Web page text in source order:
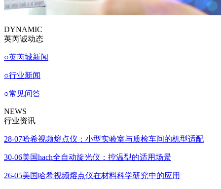
DYNAMIC
英芮诚动态
○英芮城新闻
○行业新闻
○常见问答
NEWS
行业资讯
28-07哈希视频熔点仪：小型实验室与质检车间的机型适配
30-06美国hach全自动旋光仪：控温型的适用场景
26-05美国哈希视频熔点仪在材料科学研究中的应用